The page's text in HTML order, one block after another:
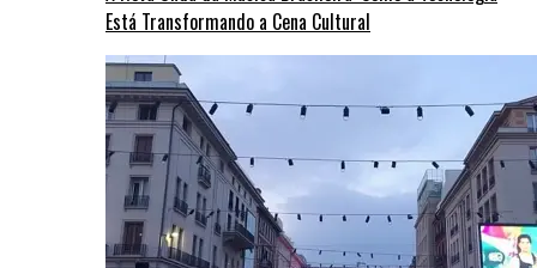
Está Transformando a Cena Cultural